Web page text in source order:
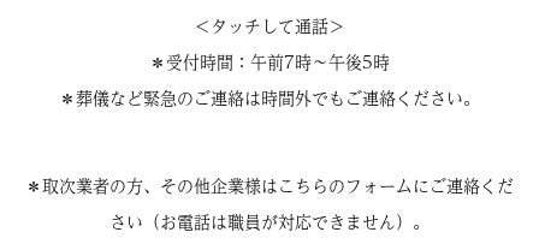
＜タッチして通話＞
＊受付時間：午前7時〜午後5時
＊葬儀など緊急のご連絡は時間外でもご連絡ください。
＊取次業者の方、その他企業様はこちらのフォームにご連絡くだ
さい（お電話は職員が対応できません）。